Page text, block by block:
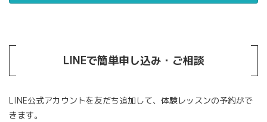
LINEで簡単申し込み・ご相談
LINE公式アカウントを友だち追加して、体験レッスンの予約がで
きます。